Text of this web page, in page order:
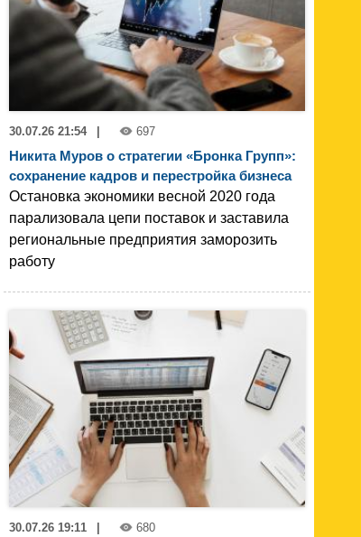
30.07.26 21:54 | 697
Никита Муров о стратегии «Бронка Групп»:
сохранение кадров и перестройка бизнеса
Остановка экономики весной 2020 года
парализовала цепи поставок и заставила
региональные предприятия заморозить
работу
30.07.26 19:11 680